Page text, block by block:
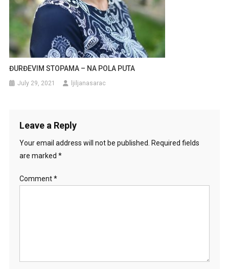
ĐURĐEVIM STOPAMA – NA POLA PUTA
July 29, 2021 ljiljanasarac
Leave a Reply
Your email address will not be published.
Required fields
are marked *
Comment*